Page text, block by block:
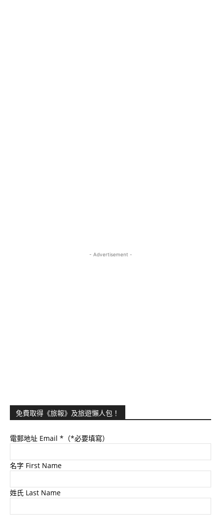
- Advertisement -
免費取得《旅報》及旅遊懶人包！
電郵地址 Email *（*必要填寫）
名字 First Name
姓氏 Last Name